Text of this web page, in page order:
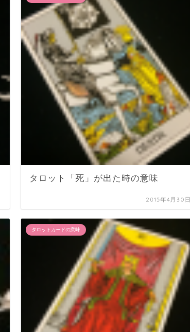
タロット「死」が出た時の意味
2015年4月30日
タロットカードの意味